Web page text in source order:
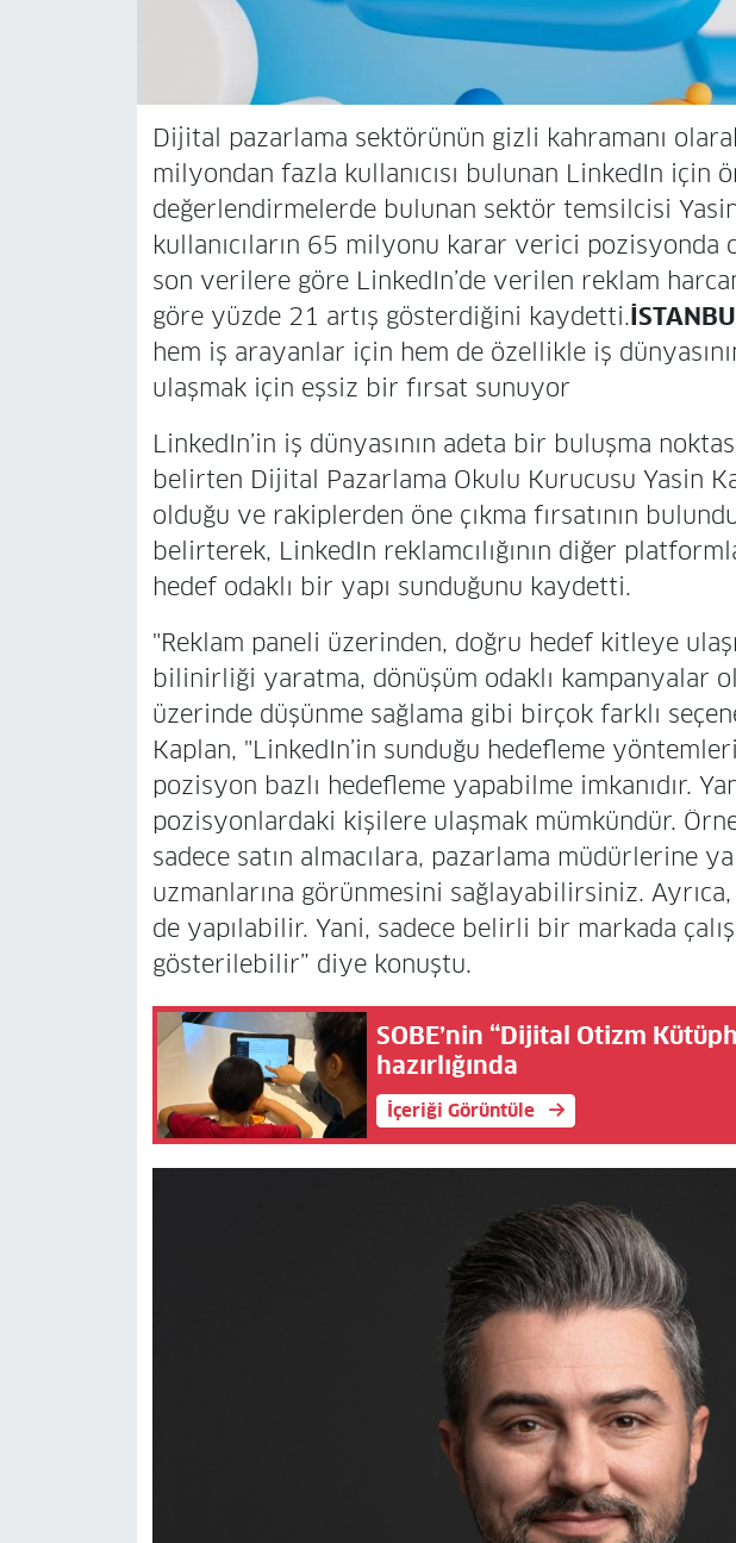
Dijital pazarlama sektörünün gizli kahramanı
milyondan fazla kullanıcısı bulunan LinkedIn için
değerlendirmelerde bulunan sektör temsilcisi
kullanıcıların 65 milyonu karar verici pozisyonda
son verilere göre LinkedIn’de verilen reklam
göre yüzde 21 artış gösterdiğini kaydetti.
hem iş arayanlar için hem de özellikle iş
ulaşmak için eşsiz bir fırsat sunuyor
LinkedIn’in iş dünyasının adeta bir buluşma
belirten Dijital Pazarlama Okulu Kurucusu Yasin
olduğu ve rakiplerden öne çıkma fırsatının
belirterek, LinkedIn reklamcılığının diğer
hedef odaklı bir yapı sunduğunu kaydetti.
"Reklam paneli üzerinden, doğru hedef kitleye
bilinirliği yaratma, dönüşüm odaklı kampanyalar
üzerinde düşünme sağlama gibi birçok farklı
Kaplan, "LinkedIn’in sunduğu hedefleme
pozisyon bazlı hedefleme yapabilme imkanıdır.
pozisyonlardaki kişilere ulaşmak mümkündür.
sadece satın almacılara, pazarlama müdürlerine
uzmanlarına görünmesini sağlayabilirsiniz.
de yapılabilir. Yani, sadece belirli bir markada
gösterilebilir” diye konuştu.
SOBE’nin “Dijital Otizm
hazırlığında
İçeriği Görüntüle